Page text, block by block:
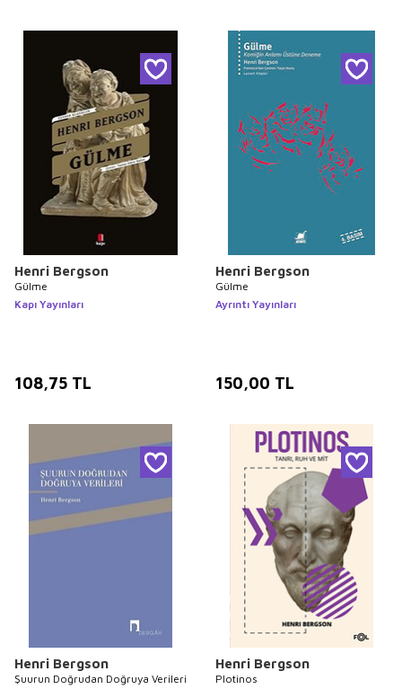
Henri Bergson
Gülme
Kapı Yayınları
108,75 TL
Henri Bergson
Gülme
Ayrıntı Yayınları
150,00 TL
Henri Bergson
Şuurun Doğrudan Doğruya Verileri
Henri Bergson
Plotinos